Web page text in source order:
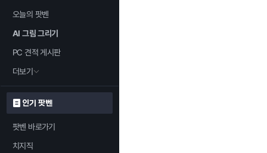
오늘의 팟벤
AI 그림 그리기
PC 견적 게시판
더보기
인기 팟벤
팟벤 바로가기
치지직